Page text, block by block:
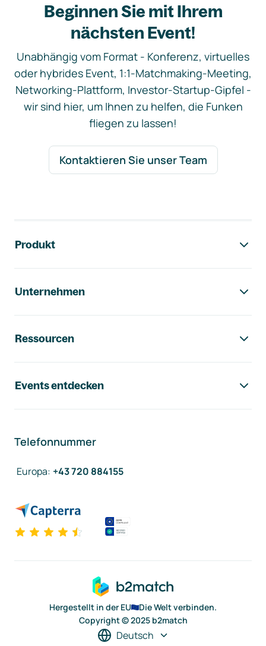
Beginnen Sie mit Ihrem
nächsten Event!
Unabhängig vom Format - Konferenz, virtuelles
oder hybrides Event, 1:1-Matchmaking-Meeting,
Networking-Plattform, Investor-Startup-Gipfel -
wir sind hier, um Ihnen zu helfen, die Funken
fliegen zu lassen!
Kontaktieren Sie unser Team
Produkt
Unternehmen
Ressourcen
Events entdecken
Telefonnummer
Europa: +43 720 884155
Hergestellt in der EU
Die Welt verbinden.
Copyright © 2025 b2match
Deutsch